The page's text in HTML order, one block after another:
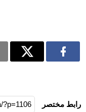
رابط مختصر